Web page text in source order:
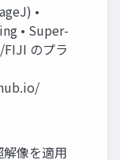
•
• Super-
のプラ
像を適⽤